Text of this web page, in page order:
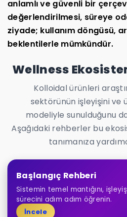
anlamlı ve güvenli bir
değerlendirilmesi, süreye
ziyade; kullanım döngüsü,
beklentilerle mümkündür.
Wellness
Kolloidal ürünleri
sektörünün işleyişini ve
modeliyle sunulduğunu
Aşağıdaki rehberler bu
tanımanıza
Başlangıç Rehberi
Sistemin temel mantığını,
sürecini adım adım öğrenin.
İncele